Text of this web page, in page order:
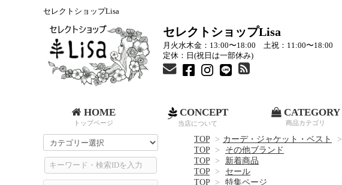
セレクトショップLisa
セレクトショップLisa
月火水木金：13:00〜18:00 土祝：11:00〜18:00
定休：日(祝日は一部休み)
HOME
トップページ
CONCEPT
当店について
CATEGORY
商品カテゴリ
TOP > カーデ・ジャケット・ベスト >
TOP
>
その他ブランド
TOP
>
新着商品
TOP
>
セール
TOP
> 特集ページ